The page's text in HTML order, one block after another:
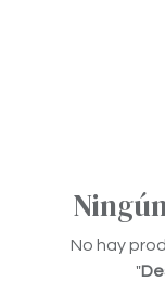
No hay
"